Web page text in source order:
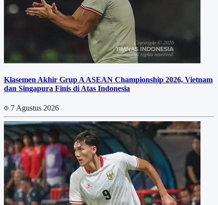
Klasemen Akhir Grup A ASEAN Championship 2026, Vietnam
dan Singapura Finis di Atas Indonesia
7 Agustus 2026